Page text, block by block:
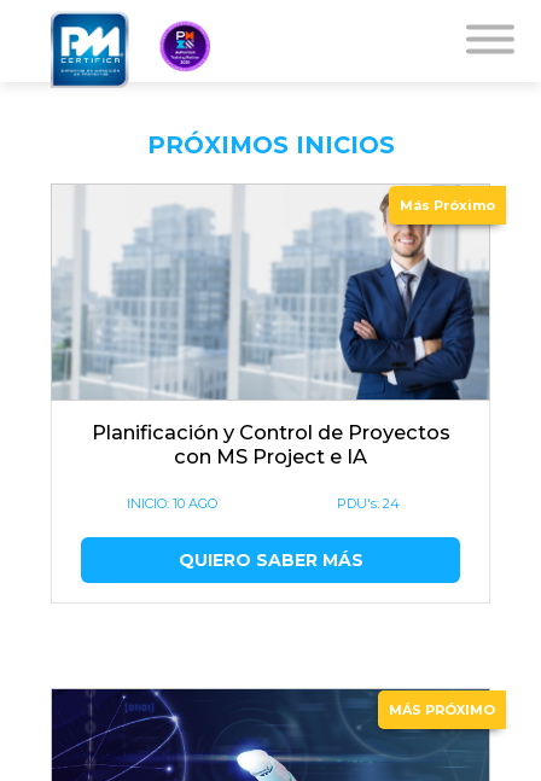
PRÓXIMOS INICIOS
Más Próximo
Planificación y Control de Proyectos
con MS Project e IA
INICIO:10 AGO PDU's: 24
QUIERO SABER MÁS
MÁS PRÓXIMO